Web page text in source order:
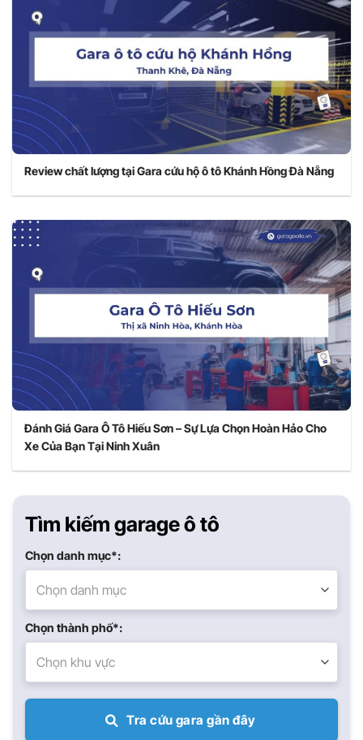
Review chất lượng tại Gara cứu hộ ô tô Khánh Hồng Đà Nẵng
Đánh Giá Gara Ô Tô Hiếu Sơn – Sự Lựa Chọn Hoàn Hảo Cho
Xe Của Bạn Tại Ninh Xuân
Tìm kiếm garage ô tô
Chọn danh mục*:
Chọn danh mục
Chọn thành phố*:
Chọn khu vực
Tra cứu gara gần đây